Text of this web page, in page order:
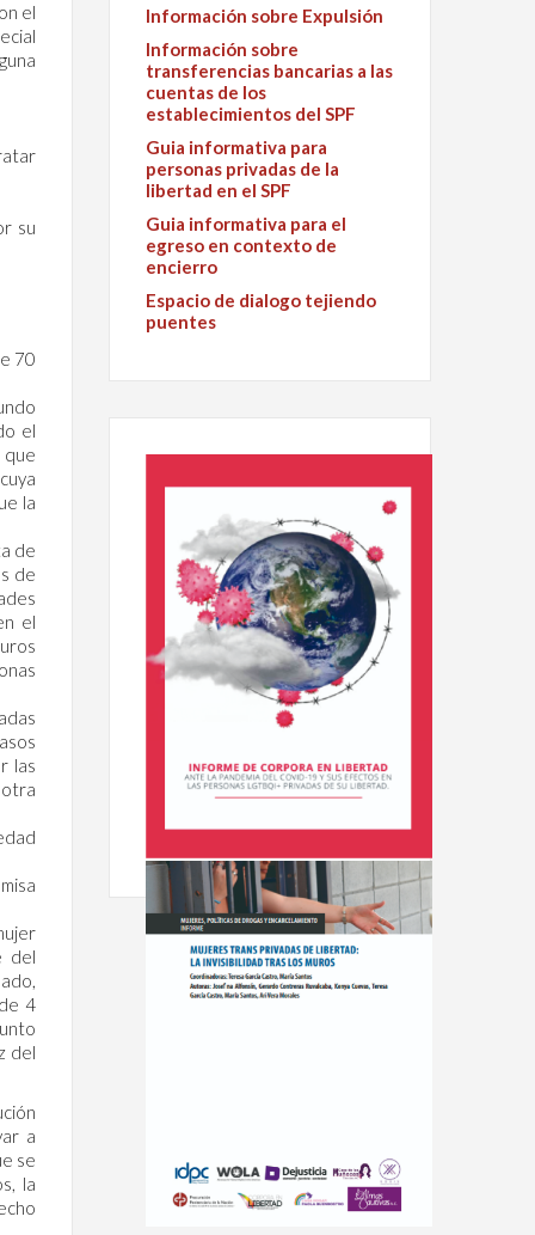
el
su
70
el
que
la
de
de
el
las
del
4
del
a
se
la
Información sobre Expulsión
Información sobre
transferencias bancarias a las
cuentas de los
establecimientos del SPF
Guia informativa para
personas privadas de la
libertad en el SPF
Guia informativa para el
egreso en contexto de
encierro
Espacio de dialogo tejiendo
puentes